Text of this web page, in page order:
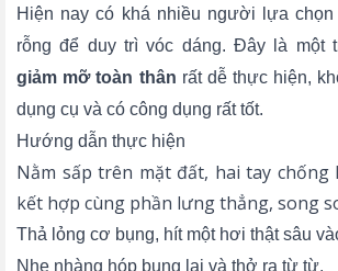
Hiện nay có khá nhiều người lựa
rỗng để duy trì vóc dáng. Đây là một
giảm mỡ toàn thân rất dễ thực hiện,
dụng cụ và có công dụng rất tốt.
Hướng dẫn thực hiện
Nằm sấp trên mặt đất, hai tay chống
kết hợp cùng phần lưng thẳng, song
Thả lỏng cơ bụng, hít một hơi thật sâu
Nhẹ nhàng hóp bụng lại và thở ra từ từ.